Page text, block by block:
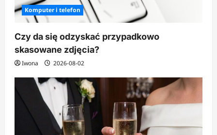
Komputer i telefon
Czy da się odzyskać przypadkowo
skasowane zdjęcia?
Iwona 2026-08-02